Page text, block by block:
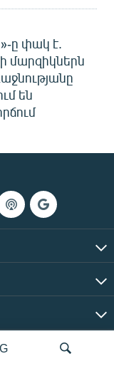
ը փակ է.
մարզիկներն
են
ռադիոկայան © 2026